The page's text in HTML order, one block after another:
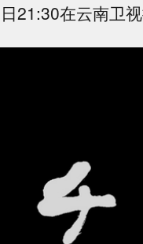
21:30在云南卫视